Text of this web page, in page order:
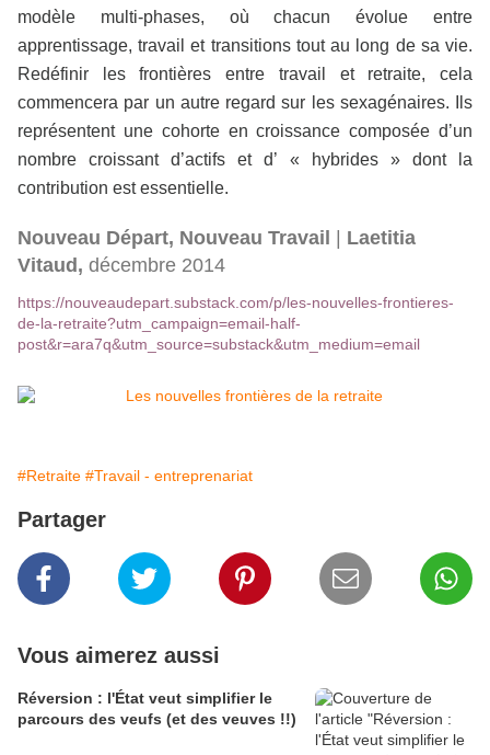
modèle multi-phases, où chacun évolue entre
apprentissage, travail et transitions tout au long de sa vie.
Redéfinir les frontières entre travail et retraite, cela
commencera par un autre regard sur les sexagénaires. Ils
représentent une cohorte en croissance composée d’un
nombre croissant d’actifs et d’ « hybrides » dont la
contribution est essentielle.
Nouveau Départ, Nouveau Travail
Laetitia
Vitaud, décembre 2014
https://nouveaudepart.substack.com/p/les-nouvelles-frontieres-
de-la-retraite?utm_campaign=email-half-
post&r=ara7q&utm_source=substack&utm_medium=email
#Retraite #Travail - entreprenariat
Partager
Vous aimerez aussi
Réversion : l'État veut simplifier le
parcours des veufs (et des veuves !!)